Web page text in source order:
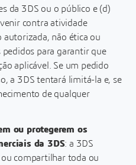
da 3DS ou o público e (d)
contra atividade
autorizada, não ética ou
pedidos para garantir que
aplicável. Se um pedido
a 3DS tentará limitá-la e, se
de qualquer
ou protegerem os
da 3DS: a 3DS
compartilhar toda ou